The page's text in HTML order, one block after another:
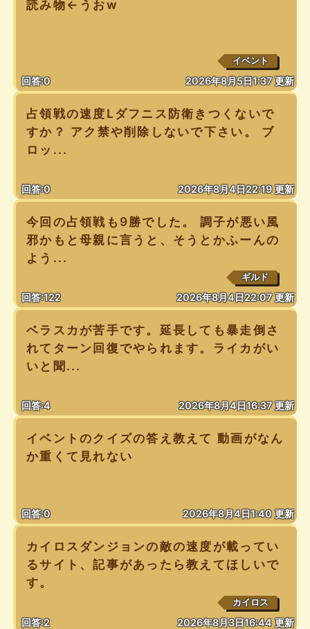
読み物←うおw
イベント
回答:0 2026年8月5日1:37 更新
占領戦の速度Lダフニス防衛きつくないで
すか？ アク禁や削除しないで下さい。 ブ
ロッ...
回答:0 2026年8月4日22:19 更新
今回の占領戦も9勝でした。 調子が悪い風
邪かもと母親に言うと、そうとかふーんの
よう...
ギルド
回答:122 2026年8月4日22:07 更新
ベラスカが苦手です。延長しても暴走倒さ
れてターン回復でやられます。ライカがい
いと聞...
回答:4 2026年8月4日16:37 更新
イベントのクイズの答え教えて 動画がなん
か重くて見れない
回答:0 2026年8月4日1:40 更新
カイロスダンジョンの敵の速度が載ってい
るサイト、記事があったら教えてほしいで
す。
カイロス
回答:2 2026年8月3日16:44 更新